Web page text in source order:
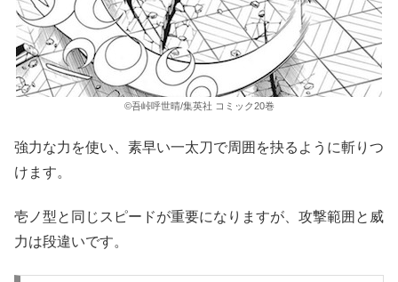
©吾峠呼世晴/集英社 コミック20巻
強力な力を使い、素早い一太刀で周囲を抉るように斬りつ
けます。
壱ノ型と同じスピードが重要になりますが、攻撃範囲と威
力は段違いです。